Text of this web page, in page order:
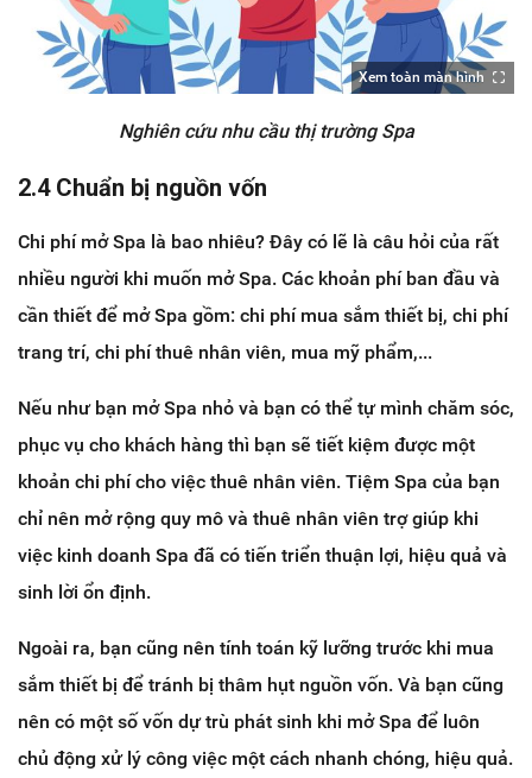
Xem toàn màn hình
Nghiên cứu nhu cầu thị trường Spa
2.4 Chuẩn bị nguồn vốn
Chi phí mở Spa là bao nhiêu? Đây có lẽ là câu hỏi của rất
nhiều người khi muốn mở Spa. Các khoản phí ban đầu và
cần thiết để mở Spa gồm: chi phí mua sắm thiết bị, chi phí
trang trí, chi phí thuê nhân viên, mua mỹ phẩm,...
Nếu như bạn mở Spa nhỏ và bạn có thể tự mình chăm sóc,
phục vụ cho khách hàng thì bạn sẽ tiết kiệm được một
khoản chi phí cho việc thuê nhân viên. Tiệm Spa của bạn
chỉ nên mở rộng quy mô và thuê nhân viên trợ giúp khi
việc kinh doanh Spa đã có tiến triển thuận lợi, hiệu quả và
sinh lời ổn định.
Ngoài ra, bạn cũng nên tính toán kỹ lưỡng trước khi mua
sắm thiết bị để tránh bị thâm hụt nguồn vốn. Và bạn cũng
nên có một số vốn dự trù phát sinh khi mở Spa để luôn
chủ động xử lý công việc một cách nhanh chóng, hiệu quả.